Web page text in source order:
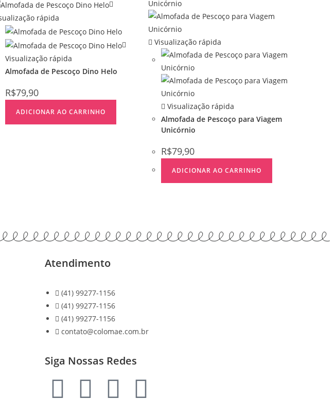
rápida
Visualização rápida
Almofada de Pescoço Dino Helo
R$79,90
ADICIONAR AO CARRINHO
Visualização rápida
Visualização rápida
Almofada de Pescoço para Viagem
Unicórnio
R$79,90
ADICIONAR AO CARRINHO
Atendimento
(41) 99277-1156
(41) 99277-1156
(41) 99277-1156
contato@colomae.com.br
Siga Nossas Redes